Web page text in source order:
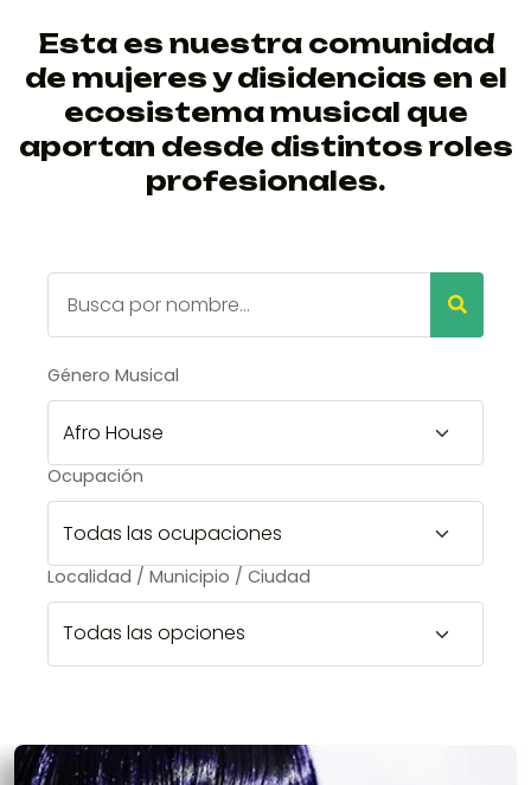
Esta es nuestra comunidad
de mujeres y disidencias en el
ecosistema musical que
aportan desde distintos roles
profesionales.
Género Musical
Ocupación
Localidad / Municipio / Ciudad